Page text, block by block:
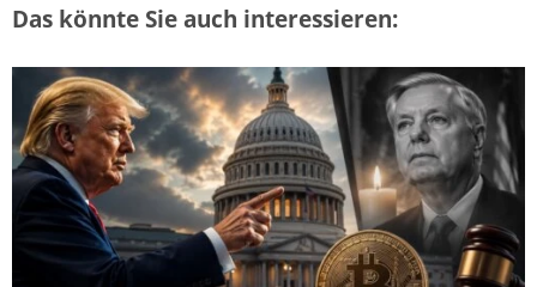
Das könnte Sie auch interessieren: